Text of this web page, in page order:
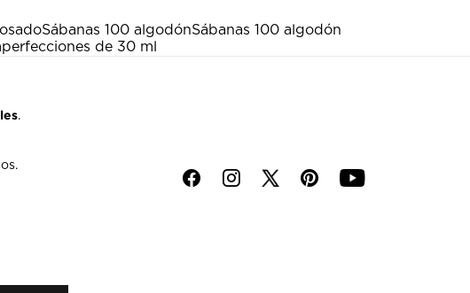
Sábanas 100 algodónSábanas 100 algodón
de 30 ml
.
f i p y